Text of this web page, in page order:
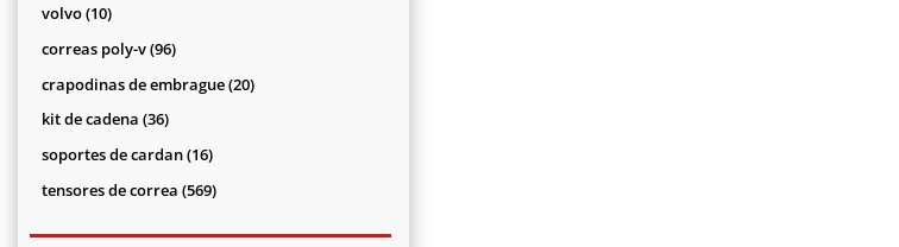
volvo 1010
productos
correas poly-v 9696
productos
crapodinas de embrague 2020
kit de cadena 3636
productos
soportes de cardan 1616
productos
tensores de correa 569569